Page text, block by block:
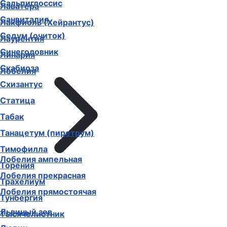
Лаватера
Лакфиоль (Хейрантус)
Лаурентия
Линария
Лобелия
Лобелия ампельная
Лобелия прекрасная
Лобелия прямостоячая
Львиный зев
Сальпиглоссис
Санвиталия
Седум (очиток)
Синеголовник
Скабиоза
Схизантус
Статица
Табак
Танацетум (пиретрум)
Тимофилла
Торения
Трахелиум
Тунбергия
Тысячелистник